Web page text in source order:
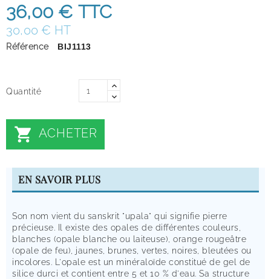
36,00 € TTC
30,00 € HT
Référence BIJ1113
Quantité
 ACHETER
EN SAVOIR PLUS
Son nom vient du sanskrit "upala" qui signifie pierre
précieuse. Il existe des opales de différentes couleurs,
blanches (opale blanche ou laiteuse), orange rougeâtre
(opale de feu), jaunes, brunes, vertes, noires, bleutées ou
incolores. L'opale est un minéraloïde constitué de gel de
silice durci et contient entre 5 et 10 % d'eau. Sa structure